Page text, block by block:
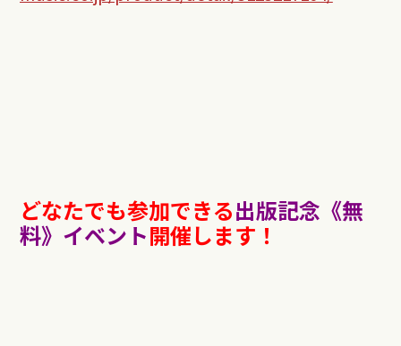
どなたでも参加できる出版記念《無
料》イベント開催します！